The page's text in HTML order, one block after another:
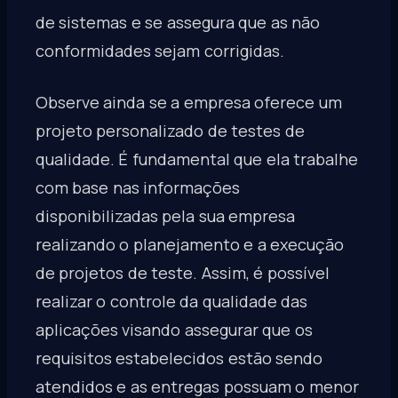
de sistemas e se assegura que as não
conformidades sejam corrigidas.
Observe ainda se a empresa oferece um
projeto personalizado de testes de
qualidade. É fundamental que ela trabalhe
com base nas informações
disponibilizadas pela sua empresa
realizando o planejamento e a execução
de projetos de teste. Assim, é possível
realizar o controle da qualidade das
aplicações visando assegurar que os
requisitos estabelecidos estão sendo
atendidos e as entregas possuam o menor